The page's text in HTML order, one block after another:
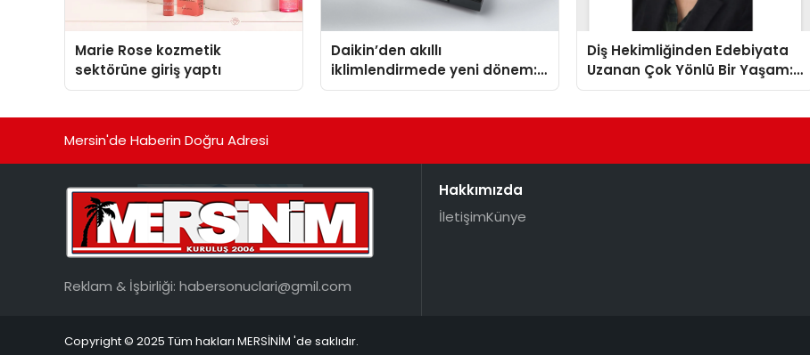
Marie Rose kozmetik
sektörüne giriş yaptı
Daikin’den akıllı
iklimlendirmede yeni dönem:
Madoka Plus Türkiye’de
Diş Hekimliğinden Edebiyata
Uzanan Çok Yönlü Bir Yaşam:
Yeşim Şahin Yaman
Mersin'de Haberin Doğru Adresi
Reklam & İşbirliği: habersonuclari@gmil.com
Hakkımızda
İletişimKünye
Copyright © 2025 Tüm hakları MERSİNİM 'de saklıdır.